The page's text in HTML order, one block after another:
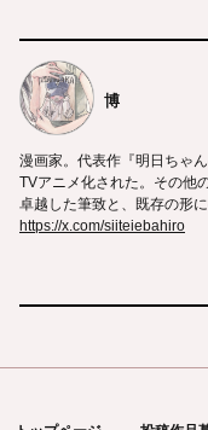
博
漫画家。代表作『明日ちゃ
TVアニメ化された。その他
卓越した筆致と、既存の形
https://x.com/siiteiebahiro